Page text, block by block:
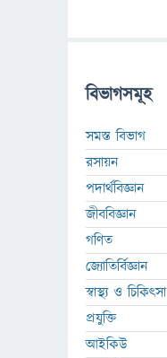
বিভাগসমূহ
সমস্ত বিভাগ
রসায়ন
পদার্থবিজ্ঞান
জীববিজ্ঞান
গণিত
জ্যোতির্বিজ্ঞান
স্বাস্থ্য ও চিকিৎসা
প্রযুক্তি
আইকিউ